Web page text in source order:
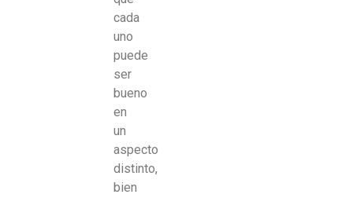
cada
uno
puede
ser
bueno
en
un
aspecto
distinto,
bien